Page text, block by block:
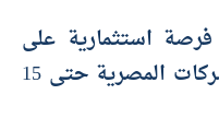
«الإسكان»: طرح حوالي 99 فرصة استثمارية على
بوابة خدمات المستثمرين للشركات المصرية حتى 15